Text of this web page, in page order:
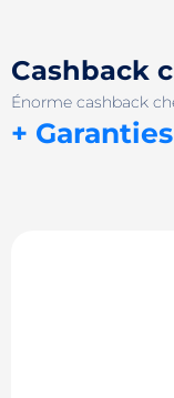
Cashback
Énorme cashback
+ Garanties